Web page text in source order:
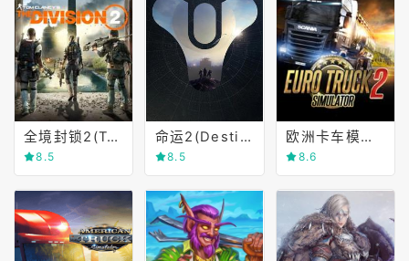
全境封锁2(Tom Clancy's The Division 2)
8.5
命运2(Destiny 2)
8.5
欧洲卡车模拟2(Euro Truck Simulator 2)
8.6